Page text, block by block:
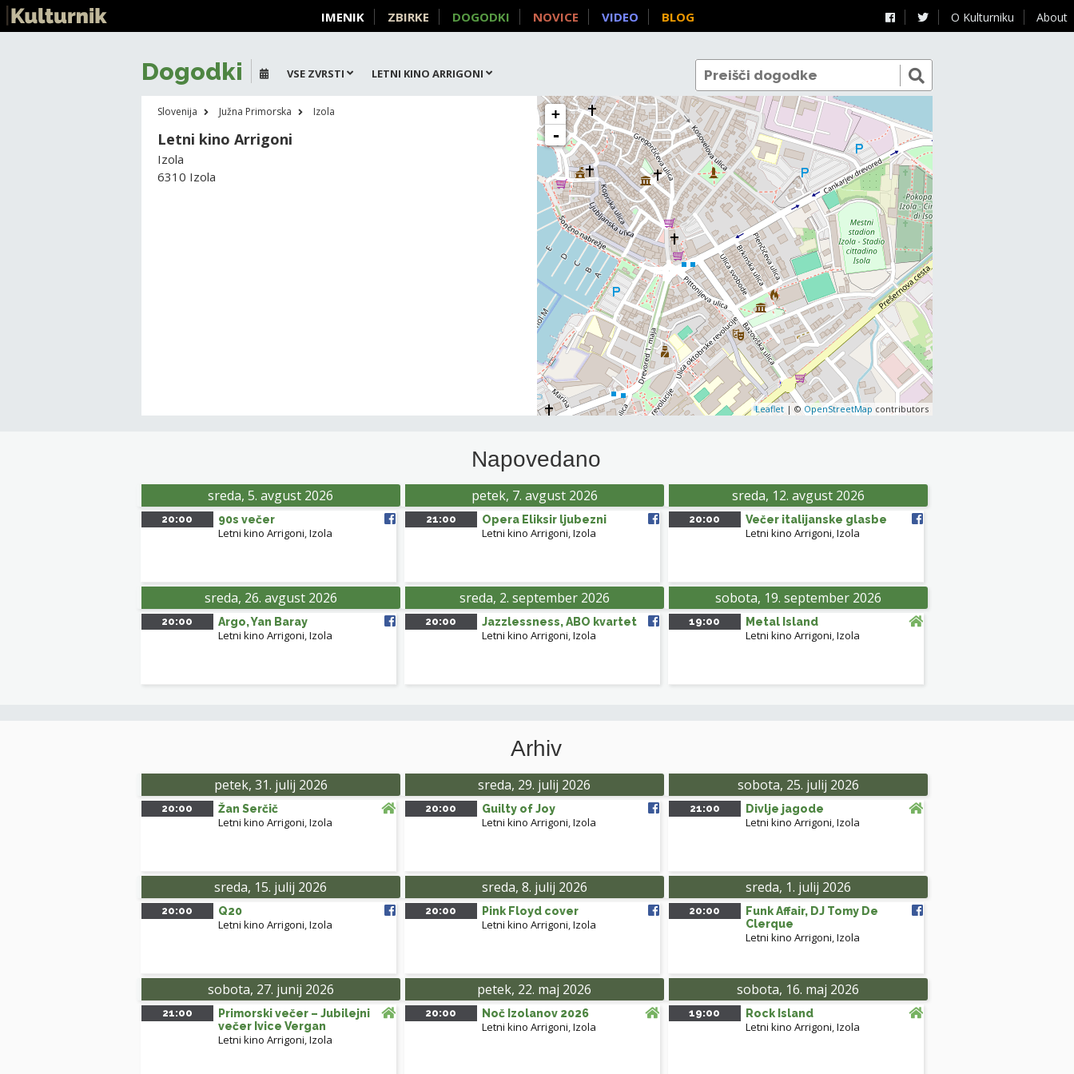
O Kulturniku About
IMENIK ZBIRKE DOGODKI NOVICE VIDEO BLOG
Dogodki VSE ZVRSTI LETNI KINO ARRIGONI
Slovenija Južna Primorska Izola
Letni kino Arrigoni
Izola
6310 Izola
+
-
Leaflet | ©OpenStreetMap contributors
Napovedano
sreda, 5. avgust 2026
20:00 90s večer
Letni kino Arrigoni,Izola
petek, 7. avgust 2026
21:00 Opera Eliksir ljubezni
Letni kino Arrigoni,Izola
sreda, 12. avgust 2026
20:00 Večer italijanske glasbe
Letni kino Arrigoni,Izola
sreda, 26. avgust 2026
20:00 Argo, Yan Baray
Letni kino Arrigoni,Izola
sreda, 2. september 2026
20:00 Jazzlessness, ABO kvartet
Letni kino Arrigoni,Izola
sobota, 19. september 2026
19:00 Metal Island
Letni kino Arrigoni,Izola
Arhiv
petek, 31. julij 2026
20:00 Žan Serčič
Letni kino Arrigoni,Izola
sreda, 29. julij 2026
20:00 Guilty of Joy
Letni kino Arrigoni,Izola
sobota, 25. julij 2026
21:00 Divlje jagode
Letni kino Arrigoni,Izola
sreda, 15. julij 2026
20:00 Q20
Letni kino Arrigoni,Izola
sreda, 8. julij 2026
20:00 Pink Floyd cover
Letni kino Arrigoni,Izola
sreda, 1. julij 2026
20:00
Funk Affair, DJ Tomy De
Clerque
Letni kino Arrigoni,Izola
sobota, 27. junij 2026
21:00
Primorski večer – Jubilejni
večer Ivice Vergan
Letni kino Arrigoni,Izola
petek, 22. maj 2026
20:00 Noč Izolanov 2026
Letni kino Arrigoni,Izola
sobota, 16. maj 2026
19:00 Rock Island
Letni kino Arrigoni,Izola